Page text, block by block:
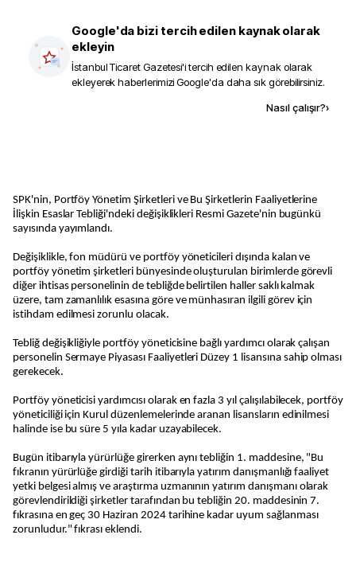
Google'da bizi tercih edilen kaynak olarak
ekleyin
İstanbul Ticaret Gazetesi'i tercih edilen kaynak olarak
ekleyerek haberlerimizi Google'da daha sık görebilirsiniz.
Nasıl çalışır?›
SPK'nin, Portföy Yönetim Şirketleri ve Bu Şirketlerin Faaliyetlerine
İlişkin Esaslar Tebliği'ndeki değişiklikleri Resmi Gazete'nin bugünkü
sayısında yayımlandı.
Değişiklikle, fon müdürü ve portföy yöneticileri dışında kalan ve
portföy yönetim şirketleri bünyesinde oluşturulan birimlerde görevli
diğer ihtisas personelinin de tebliğde belirtilen haller saklı kalmak
üzere, tam zamanlılık esasına göre ve münhasıran ilgili görev için
istihdam edilmesi zorunlu olacak.
Tebliğ değişikliğiyle portföy yöneticisine bağlı yardımcı olarak çalışan
personelin Sermaye Piyasası Faaliyetleri Düzey 1 lisansına sahip olması
gerekecek.
Portföy yöneticisi yardımcısı olarak en fazla 3 yıl çalışılabilecek, portföy
yöneticiliği için Kurul düzenlemelerinde aranan lisansların edinilmesi
halinde ise bu süre 5 yıla kadar uzayabilecek.
Bugün itibarıyla yürürlüğe girerken aynı tebliğin 1. maddesine, "Bu
fıkranın yürürlüğe girdiği tarih itibarıyla yatırım danışmanlığı faaliyet
yetki belgesi almış ve araştırma uzmanının yatırım danışmanı olarak
görevlendirildiği şirketler tarafından bu tebliğin 20. maddesinin 7.
fıkrasına en geç 30 Haziran 2024 tarihine kadar uyum sağlanması
zorunludur." fıkrası eklendi.